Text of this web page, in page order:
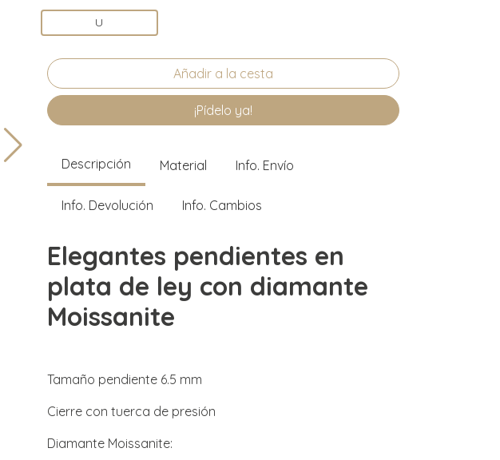
U
¡Pídelo ya!
Descripción Material Info. Envío
Info. Devolución Info. Cambios
Elegantes pendientes en
plata de ley con diamante
Moissanite
Tamaño pendiente 6.5 mm
Cierre con tuerca de presión
Diamante Moissanite: